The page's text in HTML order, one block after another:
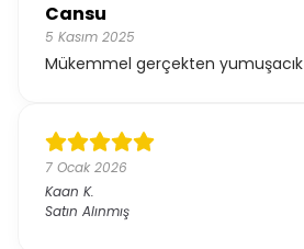
Cansu
5 Kasım 2025
Mükemmel gerçekten yumuşacık
7 Ocak 2026
Kaan K.
Satın Alınmış